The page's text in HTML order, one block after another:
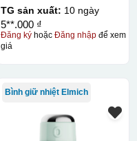
TG sản xuất: 10 ngày
5**.000 ₫
Đăng ký hoặcĐăng nhập để xem
giá
Bình giữ nhiệt Elmich